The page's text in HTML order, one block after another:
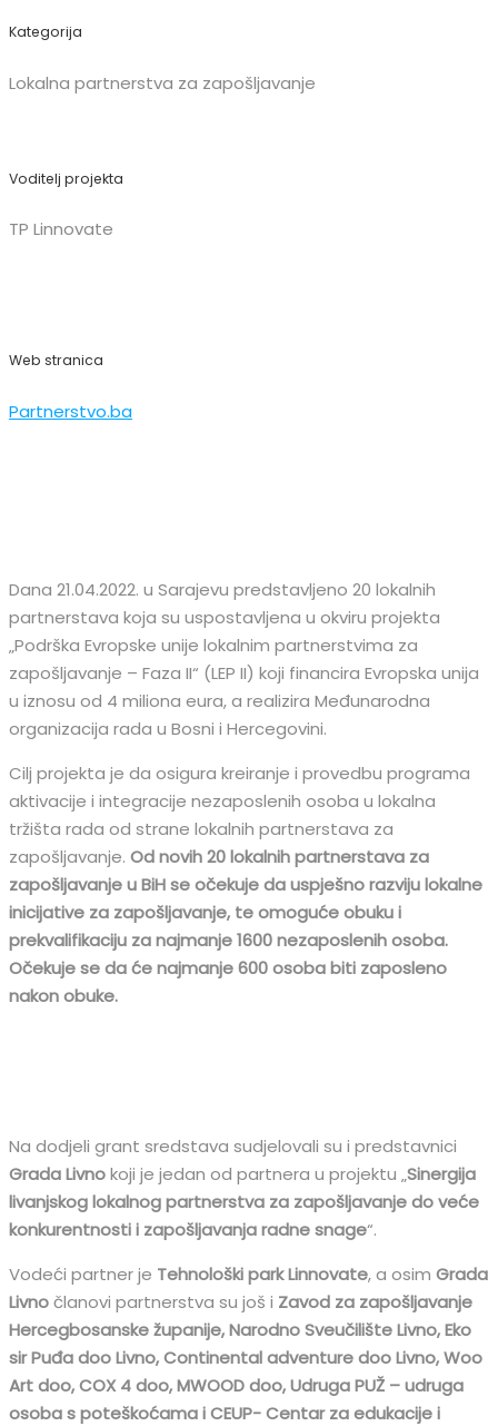
Kategorija
Lokalna partnerstva za zapošljavanje
Voditelj projekta
TP Linnovate
Web stranica
Partnerstvo.ba
Dana 21.04.2022. u Sarajevu predstavljeno 20 lokalnih
partnerstava koja su uspostavljena u okviru projekta
„Podrška Evropske unije lokalnim partnerstvima za
zapošljavanje – Faza II“ (LEP II) koji financira Evropska unija
u iznosu od 4 miliona eura, a realizira Međunarodna
organizacija rada u Bosni i Hercegovini.
Cilj projekta je da osigura kreiranje i provedbu programa
aktivacije i integracije nezaposlenih osoba u lokalna
tržišta rada od strane lokalnih partnerstava za
zapošljavanje. Od novih 20 lokalnih partnerstava za
zapošljavanje u BiH se očekuje da uspješno razviju lokalne
inicijative za zapošljavanje, te omoguće obuku i
prekvalifikaciju za najmanje 1600 nezaposlenih osoba.
Očekuje se da će najmanje 600 osoba biti zaposleno
nakon obuke.
Na dodjeli grant sredstava sudjelovali su i predstavnici
Grada Livnokoji je jedan od partnera u projektu „Sinergija
livanjskog lokalnog partnerstva za zapošljavanje do veće
konkurentnosti i zapošljavanja radne snage“.
Vodeći partner je Tehnološki park Linnovate, a osim Grada
Livnočlanovi partnerstva su još i Zavod za zapošljavanje
Hercegbosanske županije, Narodno Sveučilište Livno, Eko
sir Puđa doo Livno, Continental adventure doo Livno, Woo
Art doo, COX 4 doo, MWOOD doo, Udruga PUŽ – udruga
osoba s poteškoćama i CEUP- Centar za edukacije i